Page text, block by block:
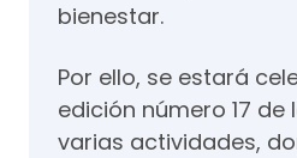
bienestar.
Por ello, se estará
edición número 17 de
varias actividades,